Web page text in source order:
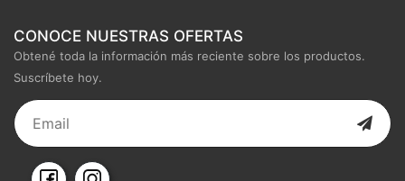
CONOCE NUESTRAS OFERTAS
Obtené toda la información más reciente sobre los productos.
Suscríbete hoy.